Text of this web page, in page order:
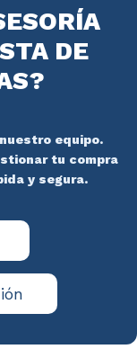
DE
equipo.
tu compra
y segura.